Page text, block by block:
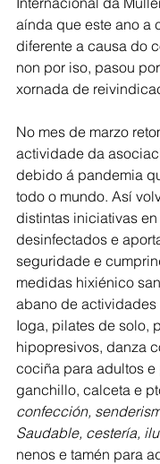
aínda que este ano a
diferente a causa do
non por iso, pasou
xornada de
No mes de marzo
actividade da
debido á pandemia
todo o mundo. Así
distintas iniciativas
desinfectados e
seguridade e
medidas hixiénico
abano de actividades
Ioga, pilates de solo,
hipopresivos, danza
cociña para adultos e
ganchillo, calceta e
confección,
Saudable, cestería,
nenos e tamén para